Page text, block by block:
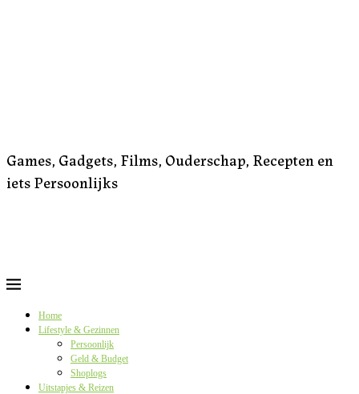
Games, Gadgets, Films, Ouderschap, Recepten en
iets Persoonlijks
Home
Lifestyle & Gezinnen
Persoonlijk
Geld & Budget
Shoplogs
Uitstapjes & Reizen